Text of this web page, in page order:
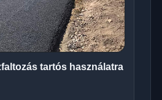
tartós használatra